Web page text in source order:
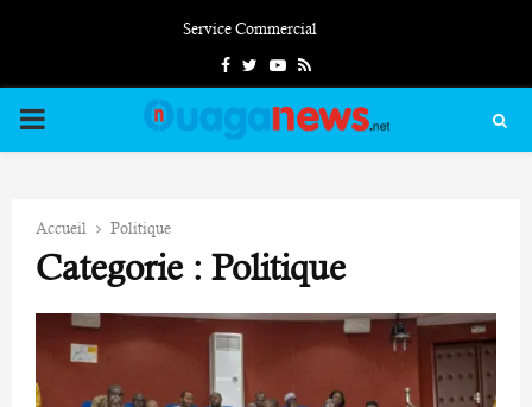
Service Commercial
FacebookTwitterYoutube
Rss
PRIMARY
Accueil Politique
Categorie : Politique